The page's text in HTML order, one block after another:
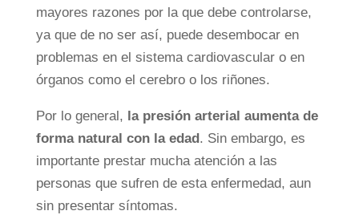
mayores razones por la que debe controlarse,
ya que de no ser así, puede desembocar en
problemas en el sistema cardiovascular o en
órganos como el cerebro o los riñones.
Por lo general, la presión arterial aumenta de
forma natural con la edad . Sin embargo, es
importante prestar mucha atención a las
personas que sufren de esta enfermedad, aun
sin presentar síntomas.